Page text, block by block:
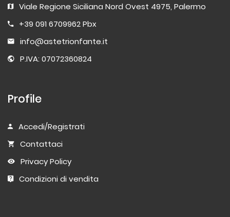
Viale Regione Siciliana Nord Ovest 4975, Palermo
+39 091 6709962 Pbx
info@astetrionfante.it
P.IVA: 07072360824
Profile
Accedi/Registrati
Contattaci
Privacy Policy
Condizioni di vendita